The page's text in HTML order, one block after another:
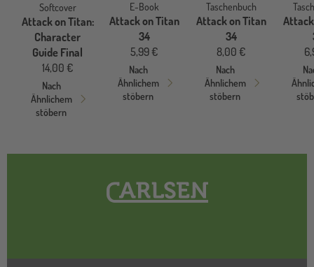
Softcover
Attack on Titan:
Character
Guide Final
14,00 €
Nach
Ähnlichem
stöbern
E-Book
Attack on Titan
34
5,99 €
Nach
Ähnlichem
stöbern
Taschenbuch
Attack on Titan
34
8,00 €
Nach
Ähnlichem
stöbern